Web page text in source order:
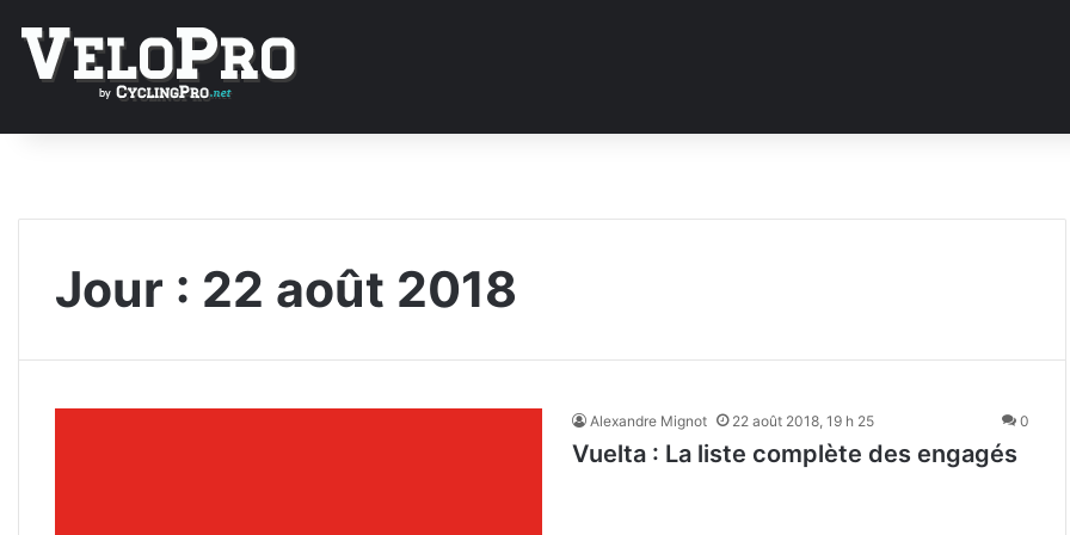
Jour : 22 août 2018
Alexandre Mignot 22 août 2018, 19 h 25 0
Vuelta : La liste complète des engagés